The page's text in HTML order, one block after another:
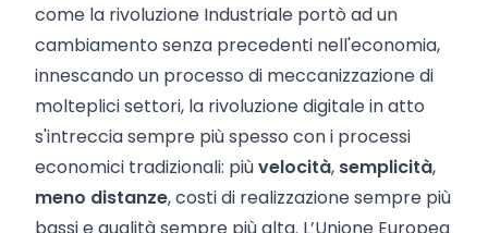
come la rivoluzione Industriale portò ad un
cambiamento senza precedenti nell'economia,
innescando un processo di meccanizzazione di
molteplici settori, la rivoluzione digitale in atto
s'intreccia sempre più spesso con i processi
economici tradizionali: piùvelocità, semplicità,
meno distanze, costi di realizzazione sempre più
bassi e qualità sempre più alta. L’Unione Europea